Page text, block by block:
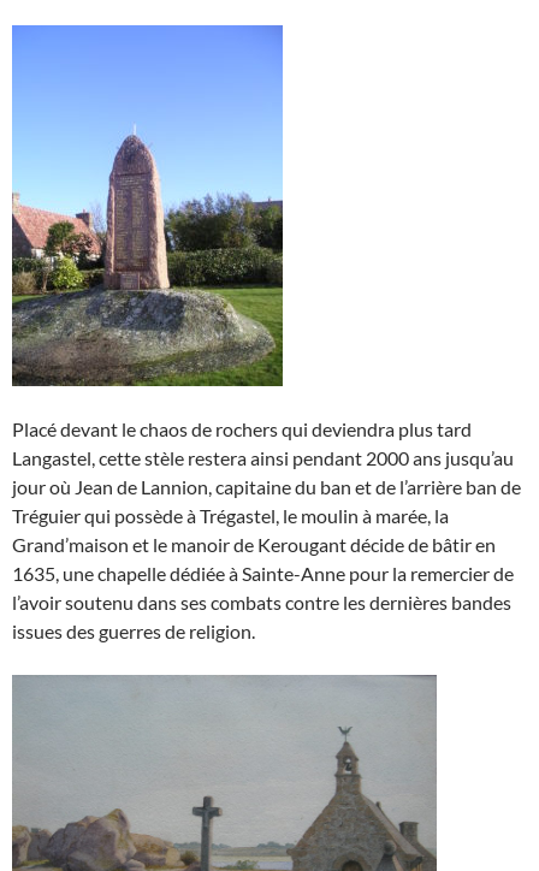
Placé devant le chaos de rochers qui deviendra plus tard
Langastel, cette stèle restera ainsi pendant 2000 ans jusqu’au
jour où Jean de Lannion, capitaine du ban et de l’arrière ban de
Tréguier qui possède à Trégastel, le moulin à marée, la
Grand’maison et le manoir de Kerougant décide de bâtir en
1635, une chapelle dédiée à Sainte-Anne pour la remercier de
l’avoir soutenu dans ses combats contre les dernières bandes
issues des guerres de religion.